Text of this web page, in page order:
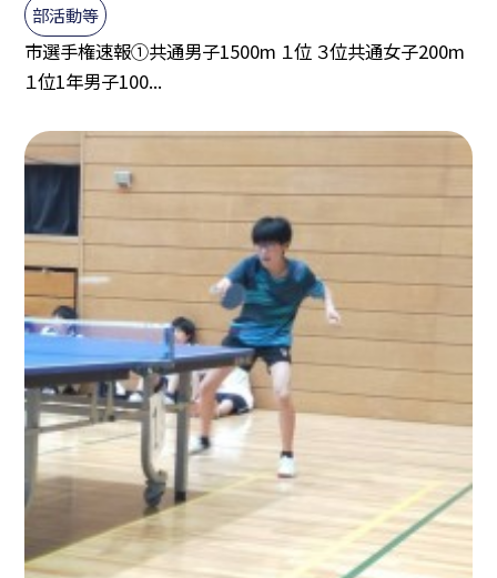
部活動等
市選手権速報①共通男子1500m １位 ３位共通女子200m
１位1年男子100...